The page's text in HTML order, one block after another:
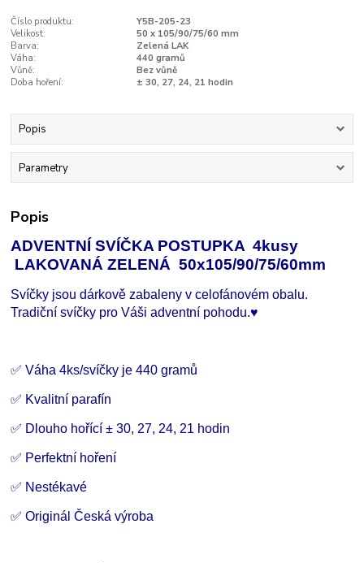
Číslo produktu:
Y5B-205-23
Velikost:
50 x 105/90/75/60 mm
Barva:
Zelená LAK
Váha:
440 gramů
Vůně:
Bez vůně
Doba hoření:
± 30, 27, 24, 21 hodin
Popis
Parametry
Popis
ADVENTNÍ SVÍČKA POSTUPKA 4kusy
LAKOVANÁ ZELENÁ 50x105/90/75/60mm
Svíčky jsou dárkově zabaleny v celofánovém obalu.
Tradiční svíčky pro Váši adventní pohodu.♥
✅ Váha 4ks/svíčky je 440 gramů
✅ Kvalitní parafín
✅ Dlouho hořící± 30, 27, 24, 21 hodin
✅ Perfektní hoření
✅ Nestékavé
✅ Originál Česká výroba